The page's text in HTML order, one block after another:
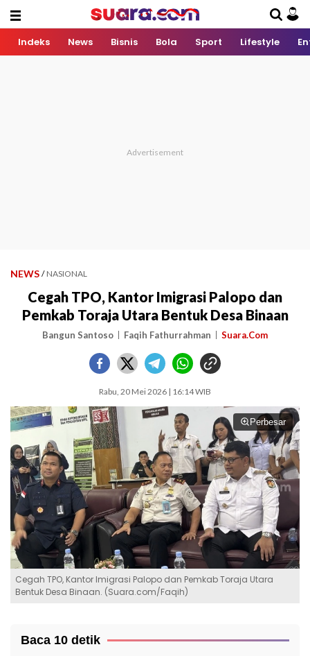
Indeks News Bisnis Bola Sport Lifestyle
NEWS / NASIONAL
Cegah TPO, Kantor Imigrasi Palopo dan
Pemkab Toraja Utara Bentuk Desa Binaan
Bangun Santoso Faqih Fathurrahman Suara.Com
Rabu, 20 Mei 2026 | 16:14 WIB
Perbesar
Cegah TPO, Kantor Imigrasi Palopo dan Pemkab Toraja Utara
Bentuk Desa Binaan. (Suara.com/Faqih)
Baca 10 detik